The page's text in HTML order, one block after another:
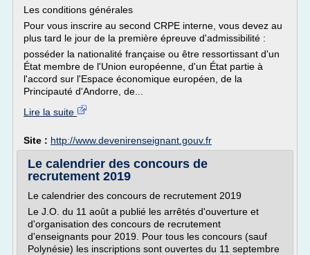
Les conditions générales
Pour vous inscrire au second CRPE interne, vous devez au
plus tard le jour de la première épreuve d'admissibilité :
posséder la nationalité française ou être ressortissant d'un
État membre de l'Union européenne, d'un État partie à
l'accord sur l'Espace économique européen, de la
Principauté d'Andorre, de...
Lire la suite
Site : http://www.devenirenseignant.gouv.fr
Le calendrier des concours de
recrutement 2019
Le calendrier des concours de recrutement 2019
Le J.O. du 11 août a publié les arrêtés d'ouverture et
d'organisation des concours de recrutement
d'enseignants pour 2019. Pour tous les concours (sauf
Polynésie) les inscriptions sont ouvertes du 11 septembre